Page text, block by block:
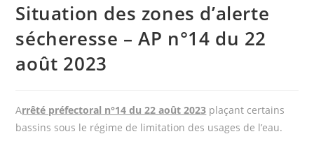
Situation des zones d’alerte
sécheresse – AP n°14 du 22
août 2023
Arrêté préfectoral n°14 du 22 août 2023 plaçant certains
bassins sous le régime de limitation des usages de l’eau.